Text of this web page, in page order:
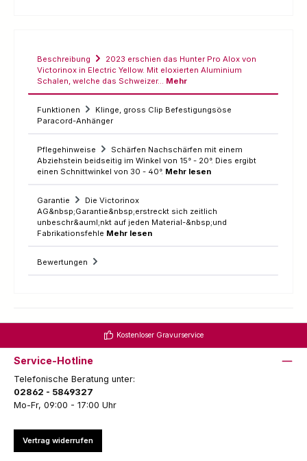
Beschreibung
2023 erschien das Hunter Pro Alox von
Victorinox in Electric Yellow. Mit eloxierten Aluminium
Schalen, welche das Schweizer… Mehr
Funktionen
Klinge, gross Clip Befestigungsöse
Paracord-Anhänger
Pflegehinweise
Schärfen Nachschärfen mit einem
Abziehstein beidseitig im Winkel von 15° - 20°. Dies ergibt
einen Schnittwinkel von 30 - 40°. Mehr lesen
Garantie
Die Victorinox
AG&nbsp;Garantie&nbsp;erstreckt sich zeitlich
unbeschr&auml;nkt auf jeden Material-&nbsp;und
Fabrikationsfehle Mehr lesen
Bewertungen
Kostenloser Gravurservice
Service-Hotline
Telefonische Beratung unter:
02862 - 5849327
Mo-Fr, 09:00 - 17:00 Uhr
Vertrag widerrufen